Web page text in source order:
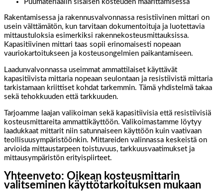
Puumateriaalin sisäisen kosteuden määrittämisessä
Rakentamisessa ja rakennusvalvonnassa resistiivinen mittari on
usein välttämätön, kun tarvitaan dokumentoituja ja luotettavia
mittaustuloksia esimerkiksi rakennekosteusmittauksissa.
Kapasitiivinen mittari taas sopii erinomaisesti nopeaan
vauriokartoitukseen ja kosteusongelmien paikantamiseen.
Laadunvalvonnassa useimmat ammattilaiset käyttävät
kapasitiivista mittaria nopeaan seulontaan ja resistiivistä mittaria
tarkistamaan kriittiset kohdat tarkemmin. Tämä yhdistelmä takaa
sekä tehokkuuden että tarkkuuden.
Tarjoamme laajan valikoiman sekä kapasitiivisia että resistiivisiä
kosteusmittareita ammattikäyttöön. Valikoimastamme löytyy
laadukkaat mittarit niin satunnaiseen käyttöön kuin vaativaan
teollisuusympäristöönkin. Mittareiden valinnassa keskeistä on
arvioida mittaustarpeen toistuvuus, tarkkuusvaatimukset ja
mittausympäristön erityispiirteet.
Yhteenveto: Oikean kosteusmittarin
valitseminen käyttötarkoituksen mukaan